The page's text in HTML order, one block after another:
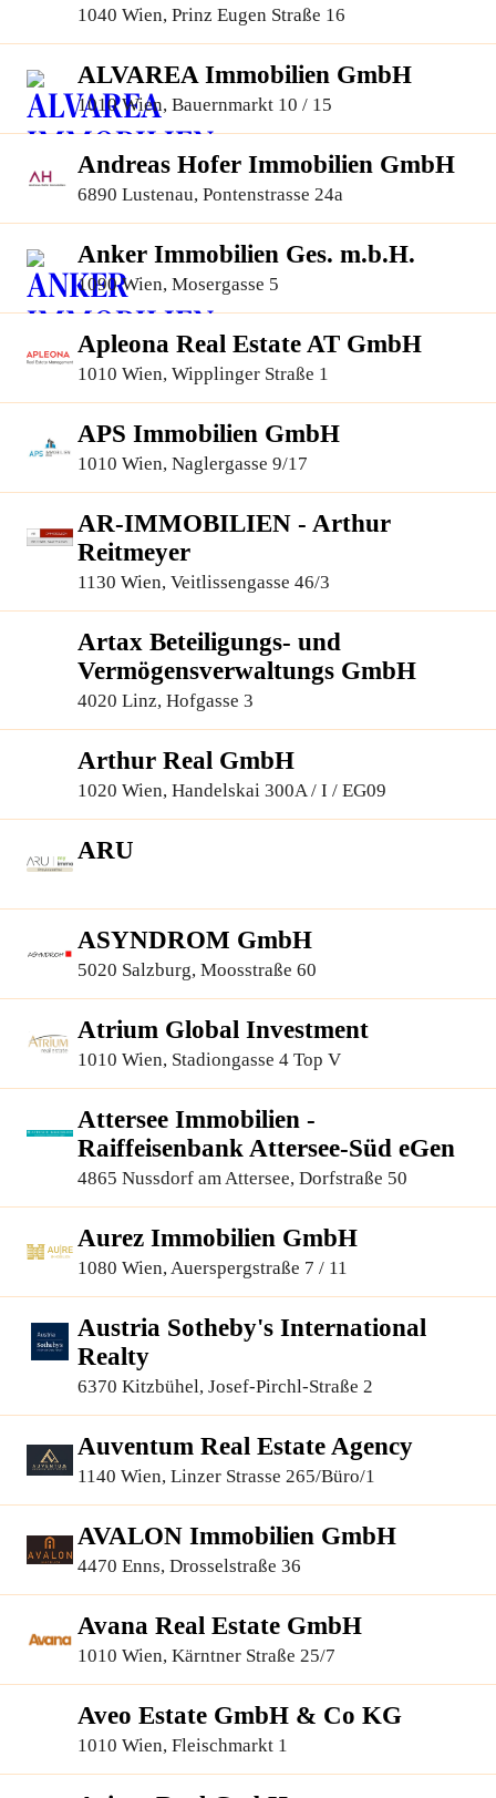
1040 Wien, Prinz Eugen Straße 16
ALVAREA Immobilien GmbH
1010 Wien, Bauernmarkt 10 / 15
Andreas Hofer Immobilien GmbH
6890 Lustenau, Pontenstrasse 24a
Anker Immobilien Ges. m.b.H.
1090 Wien, Mosergasse 5
Apleona Real Estate AT GmbH
1010 Wien, Wipplinger Straße 1
APS Immobilien GmbH
1010 Wien, Naglergasse 9/17
AR-IMMOBILIEN - Arthur
Reitmeyer
1130 Wien, Veitlissengasse 46/3
Artax Beteiligungs- und
Vermögensverwaltungs GmbH
4020 Linz, Hofgasse 3
Arthur Real GmbH
1020 Wien, Handelskai 300A / I / EG09
ARU
ASYNDROM GmbH
5020 Salzburg, Moosstraße 60
Atrium Global Investment
1010 Wien, Stadiongasse 4 Top V
Attersee Immobilien -
Raiffeisenbank Attersee-Süd eGen
4865 Nussdorf am Attersee, Dorfstraße 50
Aurez Immobilien GmbH
1080 Wien, Auerspergstraße 7 / 11
Austria Sotheby's International
Realty
6370 Kitzbühel, Josef-Pirchl-Straße 2
Auventum Real Estate Agency
1140 Wien, Linzer Strasse 265/Büro/1
AVALON Immobilien GmbH
4470 Enns, Drosselstraße 36
Avana Real Estate GmbH
1010 Wien, Kärntner Straße 25/7
Aveo Estate GmbH & Co KG
1010 Wien, Fleischmarkt 1